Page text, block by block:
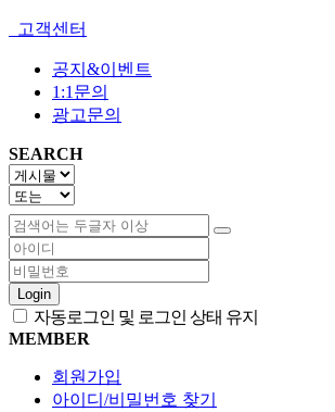
고객센터
공지&이벤트
1:1문의
광고문의
SEARCH
Login
자동로그인 및 로그인 상태 유지
MEMBER
회원가입
아이디/비밀번호 찾기